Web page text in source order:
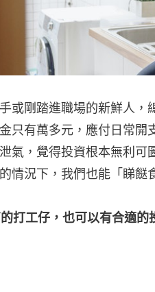
或剛踏進職場的新鮮人
只有萬多元，應付日常開
氣，覺得投資根本無利可
情況下，我們也能「睇餸
打工仔，也可以有合適的